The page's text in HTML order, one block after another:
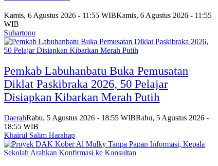
Kamis, 6 Agustus 2026 - 11:55 WIBKamis, 6 Agustus 2026 - 11:55
WIB
Suhartono
Pemkab Labuhanbatu Buka Pemusatan
Diklat Paskibraka 2026, 50 Pelajar
Disiapkan Kibarkan Merah Putih
DaerahRabu, 5 Agustus 2026 - 18:55 WIBRabu, 5 Agustus 2026 -
18:55 WIB
Khairul Salim Harahap